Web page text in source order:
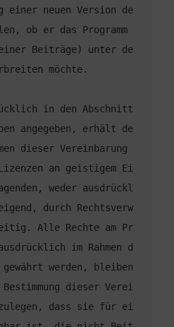
einer neuen Version de
ob er das Programm
Beiträge) unter de
in den Abschnitt
angegeben, erhält de
dieser Vereinbarung
an geistigem Ei
weder ausdrückl
durch Rechtsverw
Alle Rechte am Pr
im Rahmen d
werden, bleiben
dieser Verei
dass sie für ei